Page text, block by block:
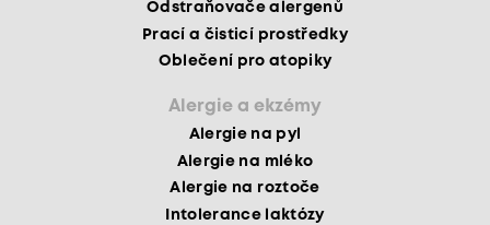
Odstraňovače alergenů
Prací a čisticí prostředky
Oblečení pro atopiky
Alergie a ekzémy
Alergie na pyl
Alergie na mléko
Alergie na roztoče
Intolerance laktózy